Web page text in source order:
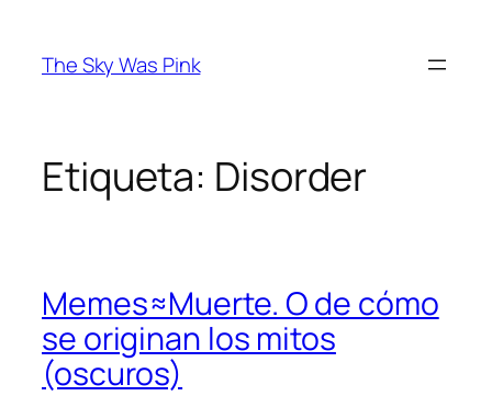
contenido
The Sky Was Pink
Etiqueta: Disorder
Memes≈Muerte. O de cómo
se originan los mitos
(oscuros)